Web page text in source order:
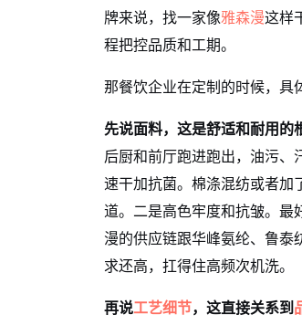
牌来说，找一家像雅森漫这样
程把控品质和工期。
那餐饮企业在定制的时候，具
先说面料，这是舒适和耐用的
后厨和前厅跑进跑出，油污、
速干加抗菌。棉涤混纺或者加
道。二是高色牢度和抗皱。最
漫的供应链跟华峰氨纶、鲁
求还高，扛得住高频次机洗。
再说工艺细节，这直接关系到